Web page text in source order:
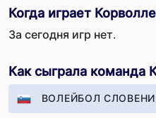
Когда играет
За сегодня игр нет.
Как сыграла команда
ВОЛЕЙБОЛ